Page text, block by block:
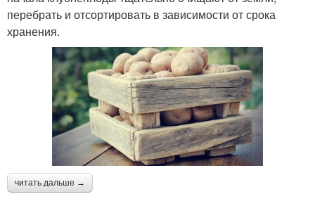
перебрать и отсортировать в зависимости от срока
хранения.
читать дальше →